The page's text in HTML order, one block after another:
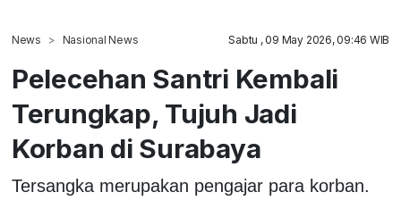
News Nasional News Sabtu , 09 May 2026, 09:46 WIB
Pelecehan Santri Kembali
Terungkap, Tujuh Jadi
Korban di Surabaya
Tersangka merupakan pengajar para korban.